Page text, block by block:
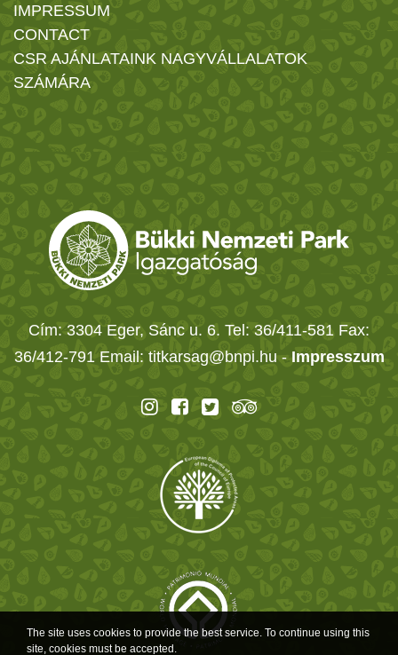
IMPRESSUM
CONTACT
CSR AJÁNLATAINK NAGYVÁLLALATOK
SZÁMÁRA
Cím: 3304 Eger, Sánc u. 6. Tel: 36/411-581 Fax:
36/412-791 Email: titkarsag@bnpi.hu - Impresszum
The site uses cookies to provide the best service. To continue using this
site, cookies must be accepted.